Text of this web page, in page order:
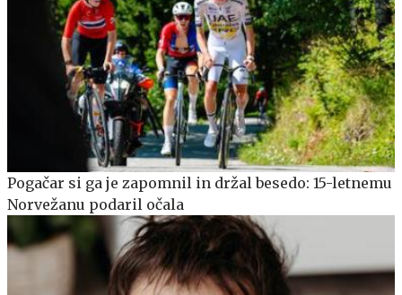
Pogačar si ga je zapomnil in držal besedo: 15-letnemu
Norvežanu podaril očala